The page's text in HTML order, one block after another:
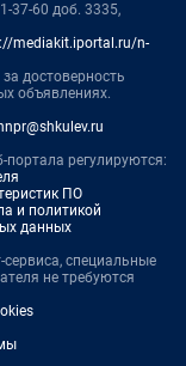
37-60 доб. 3335,
mediakit.iportal.ru/n-
достоверность
объявлениях.
портала регулируются:
ПО
и политикой
данных
сервиса, специальные
не требуются